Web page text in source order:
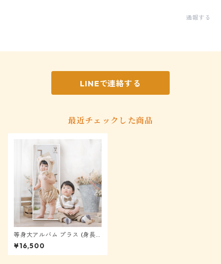
通報する
LINEで連絡する
最近チェックした商品
等身大アルバム プラス (身長6
1〜90cm) ★モニター様表示か
ら40%OFF
¥16,500